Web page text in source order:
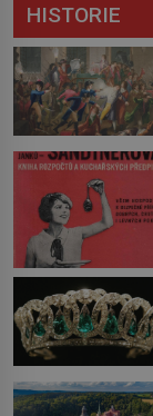
HISTORIE